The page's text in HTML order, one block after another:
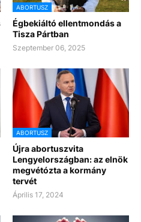
ABORTUSZ
Égbekiáltó ellentmondás a
Tisza Pártban
Szeptember 06, 2025
ABORTUSZ
Újra abortuszvita
Lengyelországban: az elnök
megvétózta a kormány
tervét
Április 17, 2024